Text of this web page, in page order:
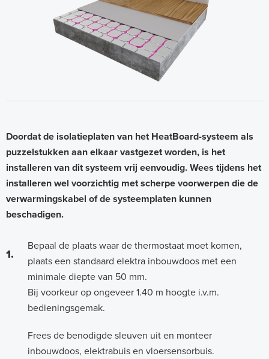
Doordat de isolatieplaten van het HeatBoard-systeem als
puzzelstukken aan elkaar vastgezet worden, is het
installeren van dit systeem vrij eenvoudig. Wees tijdens het
installeren wel voorzichtig met scherpe voorwerpen die de
verwarmingskabel of de systeemplaten kunnen
beschadigen.
1.
Bepaal de plaats waar de thermostaat moet komen,
plaats een standaard elektra inbouwdoos met een
minimale diepte van 50 mm.
Bij voorkeur op ongeveer 1.40 m hoogte i.v.m.
bedieningsgemak.
Frees de benodigde sleuven uit en monteer
inbouwdoos, elektrabuis en vloersensorbuis.